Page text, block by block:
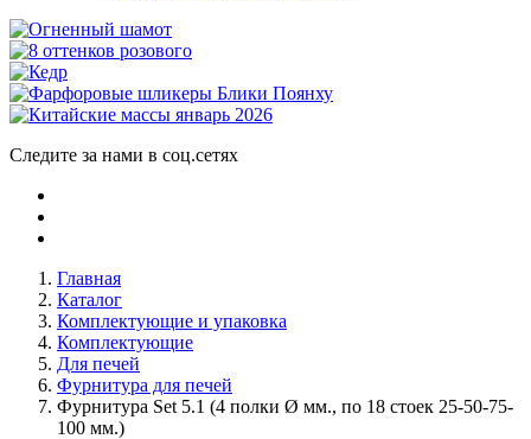
Следите за нами в соц.сетях
Главная
Каталог
Комплектующие и упаковка
Комплектующие
Для печей
Фурнитура для печей
Фурнитура Set 5.1 (4 полки Ø мм., по 18 стоек 25-50-75-
100 мм.)